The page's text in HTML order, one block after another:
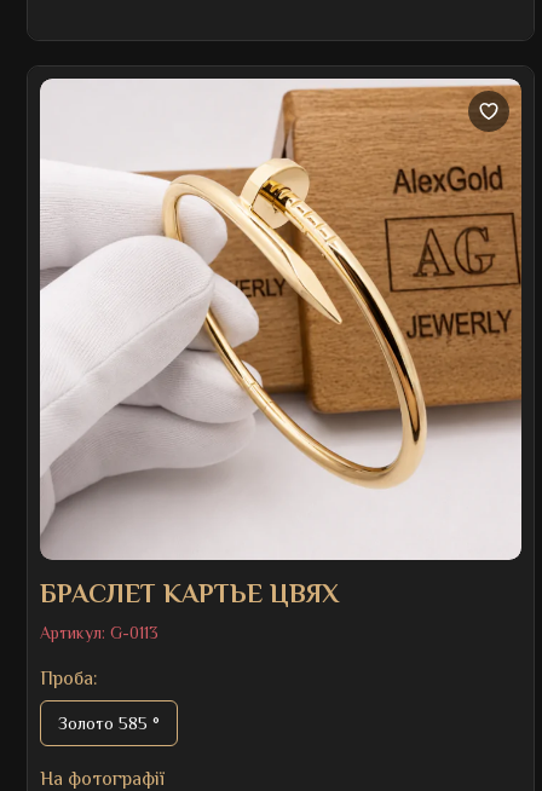
БРАСЛЕТ КАРТЬЕ ЦВЯХ
Артикул: G-0113
Проба:
Золото 585 °
На фотографії